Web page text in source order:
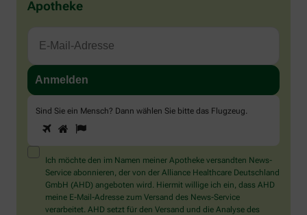
Apotheke
Sind Sie ein Mensch? Dann wählen Sie bitte das Flugzeug
Sind
Sie
ein
Mensch?
Dann
wählen
Sie
bitte
1 2
Ich möchte den im Namen meiner Apotheke versandten News-
Service abonnieren, der von der Alliance Healthcare Deutschland
GmbH (AHD) angeboten wird. Hiermit willige ich ein, dass AHD
meine E-Mail-Adresse zum Versand des News-Service
verarbeitet. AHD setzt für den Versand und die Analyse des